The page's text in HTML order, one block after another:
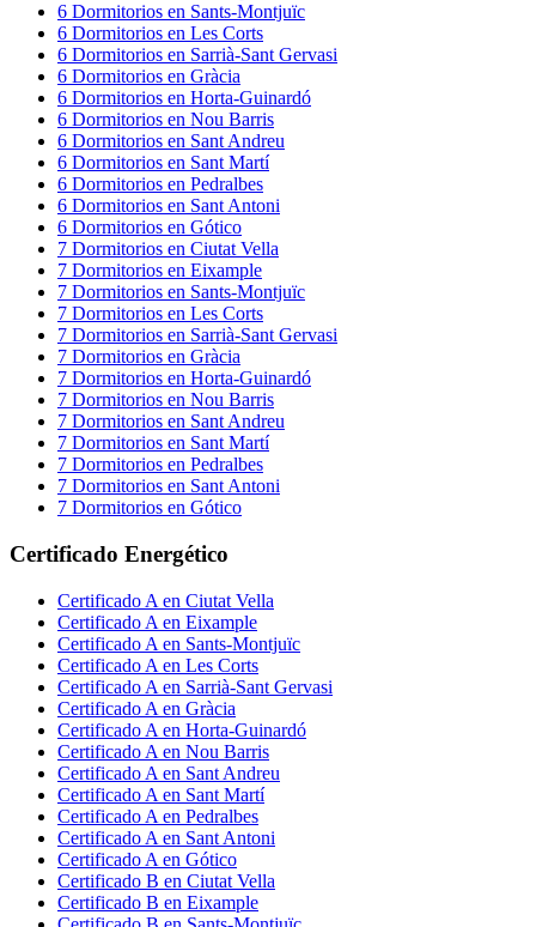
6 Dormitorios en Sants-Montjuïc
6 Dormitorios en Les Corts
6 Dormitorios en Sarrià-Sant Gervasi
6 Dormitorios en Gràcia
6 Dormitorios en Horta-Guinardó
6 Dormitorios en Nou Barris
6 Dormitorios en Sant Andreu
6 Dormitorios en Sant Martí
6 Dormitorios en Pedralbes
6 Dormitorios en Sant Antoni
6 Dormitorios en Gótico
7 Dormitorios en Ciutat Vella
7 Dormitorios en Eixample
7 Dormitorios en Sants-Montjuïc
7 Dormitorios en Les Corts
7 Dormitorios en Sarrià-Sant Gervasi
7 Dormitorios en Gràcia
7 Dormitorios en Horta-Guinardó
7 Dormitorios en Nou Barris
7 Dormitorios en Sant Andreu
7 Dormitorios en Sant Martí
7 Dormitorios en Pedralbes
7 Dormitorios en Sant Antoni
7 Dormitorios en Gótico
Certificado Energético
Certificado A en Ciutat Vella
Certificado A en Eixample
Certificado A en Sants-Montjuïc
Certificado A en Les Corts
Certificado A en Sarrià-Sant Gervasi
Certificado A en Gràcia
Certificado A en Horta-Guinardó
Certificado A en Nou Barris
Certificado A en Sant Andreu
Certificado A en Sant Martí
Certificado A en Pedralbes
Certificado A en Sant Antoni
Certificado A en Gótico
Certificado B en Ciutat Vella
Certificado B en Eixample